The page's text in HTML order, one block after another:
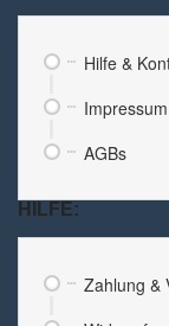
Hilfe &
Impressum
AGBs
HILFE:
Zahlung &